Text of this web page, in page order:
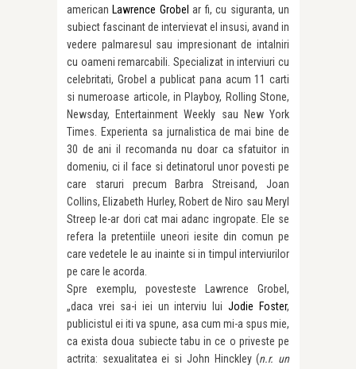
american Lawrence Grobel ar fi, cu siguranta, un
subiect fascinant de intervievat el insusi, avand in
vedere palmaresul sau impresionant de intalniri
cu oameni remarcabili. Specializat in interviuri cu
celebritati, Grobel a publicat pana acum 11 carti
si numeroase articole, in Playboy, Rolling Stone,
Newsday, Entertainment Weekly sau New York
Times. Experienta sa jurnalistica de mai bine de
30 de ani il recomanda nu doar ca sfatuitor in
domeniu, ci il face si detinatorul unor povesti pe
care staruri precum Barbra Streisand, Joan
Collins, Elizabeth Hurley, Robert de Niro sau Meryl
Streep le-ar dori cat mai adanc ingropate. Ele se
refera la pretentiile uneori iesite din comun pe
care vedetele le au inainte si in timpul interviurilor
pe care le acorda.
Spre exemplu, povesteste Lawrence Grobel,
„daca vrei sa-i iei un interviu luiJodie Foster,
publicistul ei iti va spune, asa cum mi-a spus mie,
ca exista doua subiecte tabu in ce o priveste pe
actrita: sexualitatea ei si John Hinckley (n.r. un